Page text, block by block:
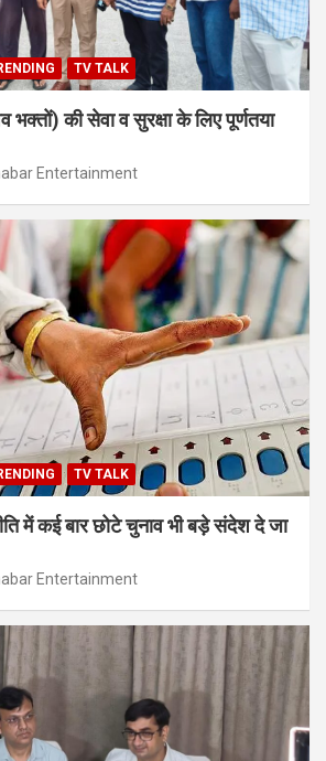
TV TALK
भक्तों) की सेवा व सुरक्षा के लिए पूर्णतया
Entertainment
TV TALK
में कई बार छोटे चुनाव भी बड़े संदेश दे जा
Entertainment